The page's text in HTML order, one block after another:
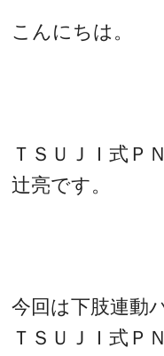
こんにちは。
ＴＳＵＪＩ式Ｐ
辻亮です。
今回は下肢連動
ＴＳＵＪＩ式Ｐ